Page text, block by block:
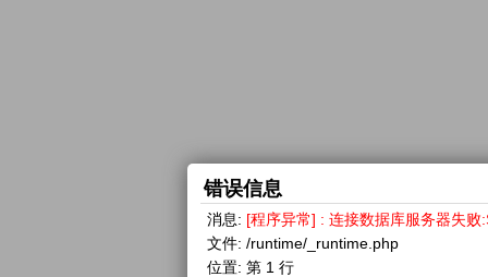
错误信息
消息: [程序异常] : 连接数据库服务器失
文件: /runtime/_runtime.php
位置: 第 1 行